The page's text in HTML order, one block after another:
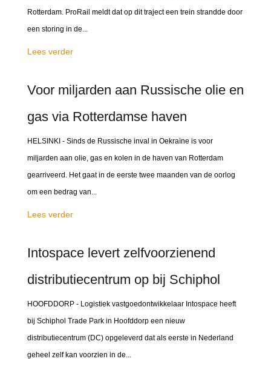
Rotterdam. ProRail meldt dat op dit traject een trein strandde door
een storing in de...
Lees verder
Voor miljarden aan Russische olie en
gas via Rotterdamse haven
HELSINKI - Sinds de Russische inval in Oekraïne is voor
miljarden aan olie, gas en kolen in de haven van Rotterdam
gearriveerd. Het gaat in de eerste twee maanden van de oorlog
om een bedrag van...
Lees verder
Intospace levert zelfvoorzienend
distributiecentrum op bij Schiphol
HOOFDDORP - Logistiek vastgoedontwikkelaar Intospace heeft
bij Schiphol Trade Park in Hoofddorp een nieuw
distributiecentrum (DC) opgeleverd dat als eerste in Nederland
geheel zelf kan voorzien in de...